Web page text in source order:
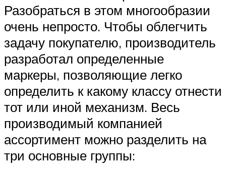
Разобраться в этом многообразии
очень непросто. Чтобы облегчить
задачу покупателю, производитель
разработал определенные
маркеры, позволяющие легко
определить к какому классу отнести
тот или иной механизм. Весь
производимый компанией
ассортимент можно разделить на
три основные группы: